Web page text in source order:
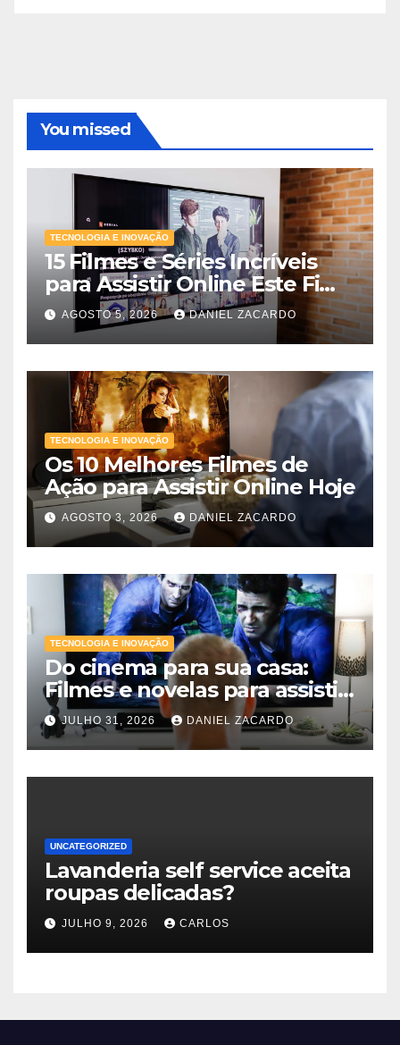
You missed
TECNOLOGIA E INOVAÇÃO
15 Filmes e Séries Incríveis
para Assistir Online Este Fim
de Semana
AGOSTO 5, 2026 DANIEL ZACARDO
TECNOLOGIA E INOVAÇÃO
Os 10 Melhores Filmes de
Ação para Assistir Online Hoje
AGOSTO 3, 2026 DANIEL ZACARDO
TECNOLOGIA E INOVAÇÃO
Do cinema para sua casa:
Filmes e novelas para assistir
online agora
JULHO 31, 2026 DANIEL ZACARDO
UNCATEGORIZED
Lavanderia self service aceita
roupas delicadas?
JULHO 9, 2026 CARLOS